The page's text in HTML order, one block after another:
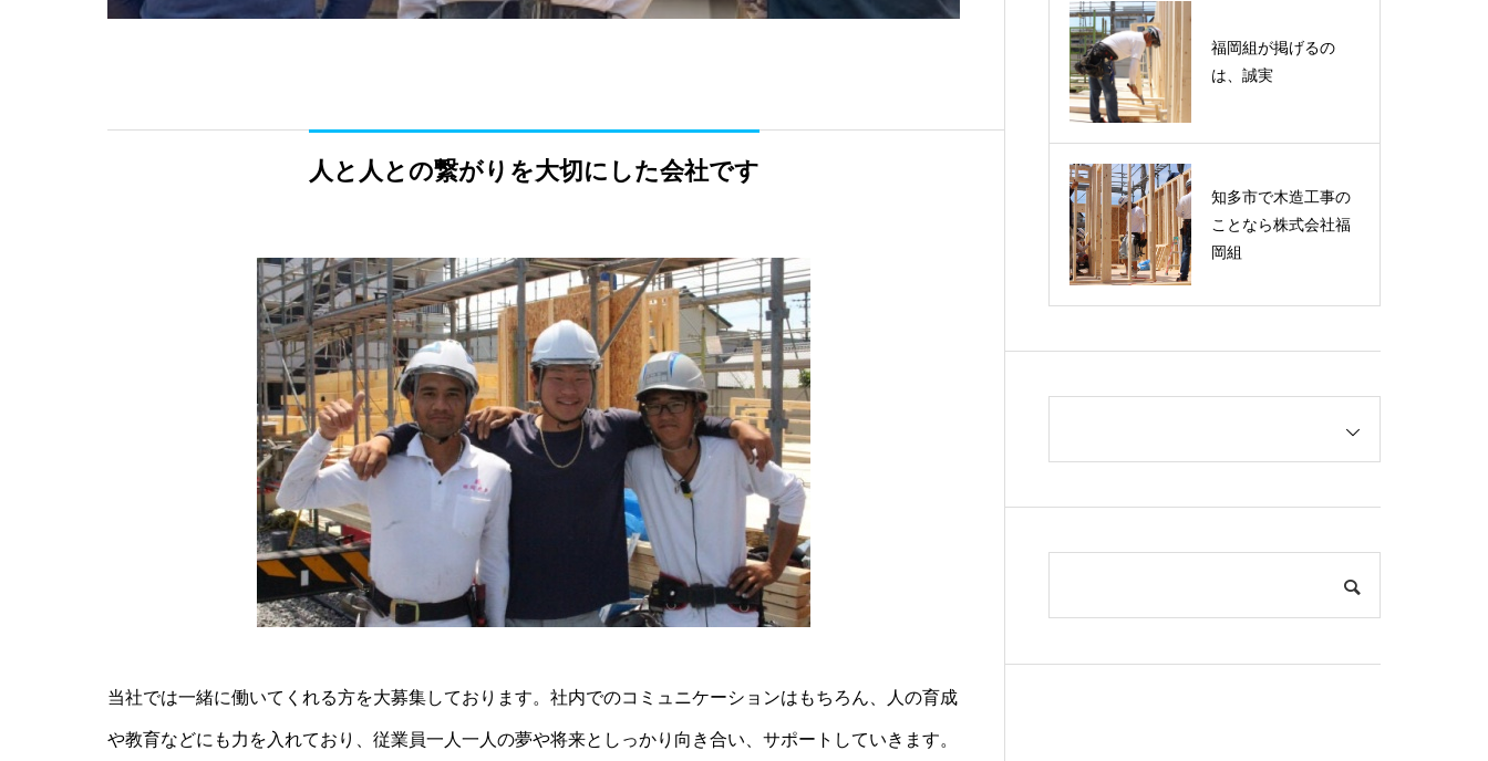
人と人との繋がりを大切にした会社です
当社では一緒に働いてくれる方を大募集しております。社内でのコミュニケーションはもちろん、人の育成
や教育などにも力を入れており、従業員一人一人の夢や将来としっかり向き合い、サポートしていきます。
福岡組が掲げるの
は、誠実
知多市で木造工事の
ことなら株式会社福
岡組